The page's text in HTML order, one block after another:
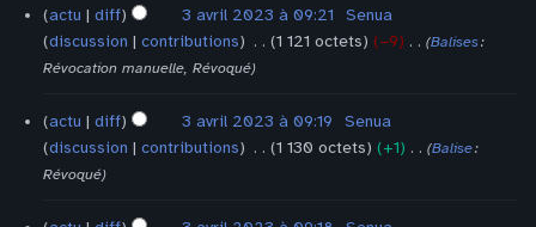
st
i
o
s
f
i
c
t
i
o
m
o
d
f
i
c
r
é
s
m
é
d
s
c
u
n
é
s
u
actu diff 3 avril 2023 à 09:21
Senua
discussion
contributions 1 121 octets −9
A
c
u
n
Balises:
Révocation manuelle Révoqué
actu diff 3 avril 2023 à 09:19
Senua
discussion
contributions 1 130 octets +1
A
Balise:
Révoqué